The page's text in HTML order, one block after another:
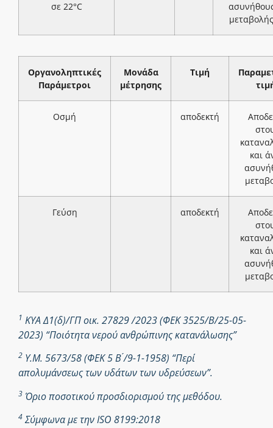
σε 22°C
μεταβολής
Οργανοληπτικές
Παράμετροι
Μονάδα
μέτρησης
Τιμή
Οσμή αποδεκτή
και
Γεύση αποδεκτή
και
1 ΚΥΑ Δ1(δ)/ΓΠ οικ. 27829 /2023 (ΦΕΚ 3525/Β/25-05-
2023) “Ποιότητα νερού ανθρώπινης κατανάλωσης”
2 Υ.Μ. 5673/58 (ΦΕΚ 5 Β ́/9-1-1958) “Περί
απολυμάνσεως των υδάτων των υδρεύσεων”.
3 Όριο ποσοτικού προσδιορισμού της μεθόδου.
4Σύμφωνα με την ISO 8199:2018